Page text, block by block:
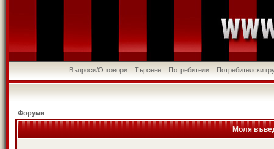
Въпроси/Отговори Търсене Потребители Потребителски
Форуми
Моля